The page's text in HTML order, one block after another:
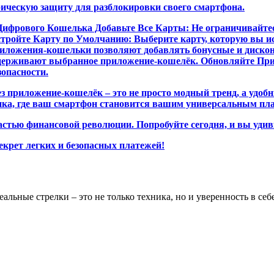
защиту для разблокировки своего смартфона.
Кошелька Добавьте Все Карты: Не
Карту по Умолчанию: Выберите карту, которую вы
кошельки позволяют добавлять бонусные и
выбранное приложение-кошелёк. Обновляйте
приложение-кошелёк – это не просто модный тренд, а
где ваш смартфон становится вашим универсальным
финансовой революции. Попробуйте сегодня, и вы
легких и безопасных платежей!
стрелки – это не только техника, но и уверенность в